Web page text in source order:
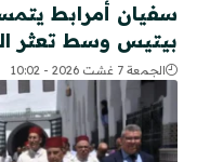
سفيان أمرابط
بيتيس وسط تعثر
الجمعة 7 غشت 2026 - 10:02